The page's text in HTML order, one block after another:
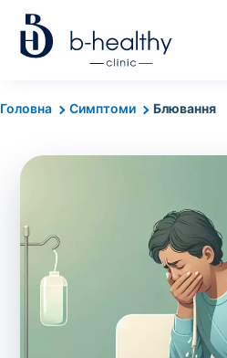
Головна Симптоми Блювання
Аналізи
Вартість забору
Всього: